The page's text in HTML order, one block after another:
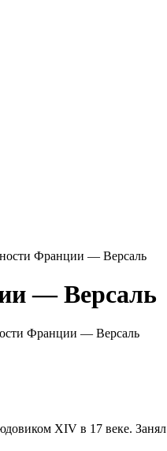
Франции — Версаль
— Версаль
Франции — Версаль
XIV в 17 веке.